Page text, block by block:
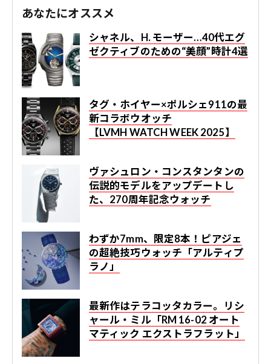
あなたにオススメ
シャネル、H. モーザー…40代エグ
ゼクティブのための“美顔”時計4選
タグ・ホイヤー×ポルシェ911の最
新コラボウオッチ
【LVMH WATCH WEEK 2025】
ヴァシュロン・コンスタンタンの
伝説的モデルをアップデートし
た、270周年記念ウォッチ
わずか7mm、限定8本！ピアジェ
の超絶技巧ウォッチ「アルティプ
ラノ」
最新作はテラコッタカラー。リシ
ャール・ミル「RM 16-02 オート
マティック エクストラフラット」